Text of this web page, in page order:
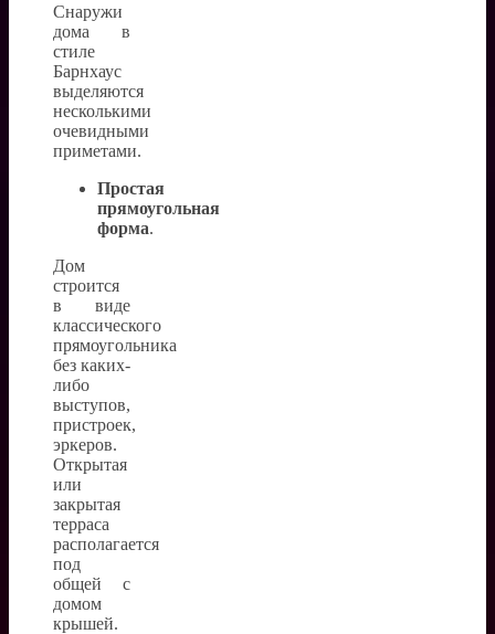
Снаружи
дома в
стиле
Барнхаус
выделяются
несколькими
очевидными
приметами.
Простая
прямоугольная
форма.
Дом
строится
в виде
классического
прямоугольника
без каких-
либо
выступов,
пристроек,
эркеров.
Открытая
или
закрытая
терраса
располагается
под
общей с
домом
крышей.